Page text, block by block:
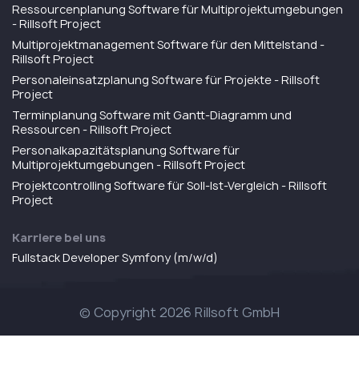
Ressourcenplanung Software für Multiprojektumgebungen
- Rillsoft Project
Multiprojektmanagement Software für den Mittelstand -
Rillsoft Project
Personaleinsatzplanung Software für Projekte - Rillsoft
Project
Terminplanung Software mit Gantt-Diagramm und
Ressourcen - Rillsoft Project
Personalkapazitätsplanung Software für
Multiprojektumgebungen - Rillsoft Project
Projektcontrolling Software für Soll-Ist-Vergleich - Rillsoft
Project
Karriere bei uns
Fullstack Developer Symfony (m/w/d)
© Copyright 2026 Rillsoft GmbH